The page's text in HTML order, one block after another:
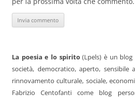
La poesia e lo spirito(Lpels) è un
società, democratico, aperto, sensibile
rinnovamento culturale, sociale,
Fabrizio Centofanti come blog